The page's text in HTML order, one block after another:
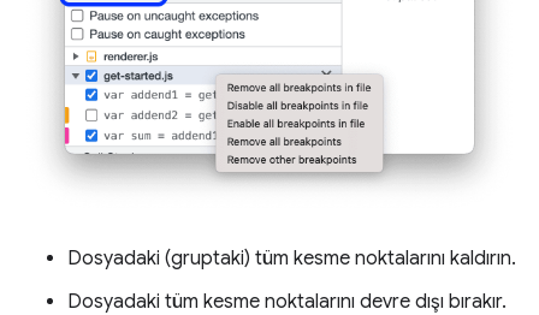
Dosyadaki (gruptaki) tüm kesme noktalarını kaldırın.
Dosyadaki tüm kesme noktalarını devre dışı bırakır.